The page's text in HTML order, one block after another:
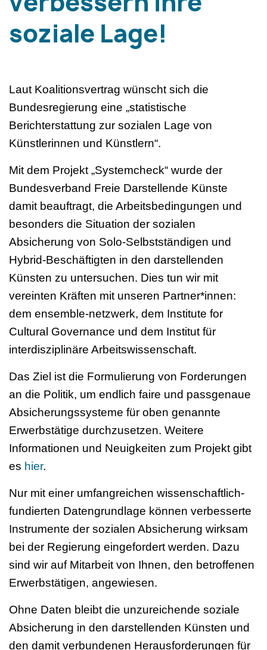
soziale Lage!
Laut Koalitionsvertrag wünscht sich die
Bundesregierung eine „statistische
Berichterstattung zur sozialen Lage von
Künstlerinnen und Künstlern“.
Mit dem Projekt „Systemcheck“ wurde der
Bundesverband Freie Darstellende Künste
damit beauftragt, die Arbeitsbedingungen und
besonders die Situation der sozialen
Absicherung von Solo-Selbstständigen und
Hybrid-Beschäftigten in den darstellenden
Künsten zu untersuchen. Dies tun wir mit
vereinten Kräften mit unseren Partner*innen:
dem ensemble-netzwerk, dem Institute for
Cultural Governance und dem Institut für
interdisziplinäre Arbeitswissenschaft.
Das Ziel ist die Formulierung von Forderungen
an die Politik, um endlich faire und passgenaue
Absicherungssysteme für oben genannte
Erwerbstätige durchzusetzen. Weitere
Informationen und Neuigkeiten zum Projekt gibt
es hier.
Nur mit einer umfangreichen wissenschaftlich-
fundierten Datengrundlage können verbesserte
Instrumente der sozialen Absicherung wirksam
bei der Regierung eingefordert werden. Dazu
sind wir auf Mitarbeit von Ihnen, den betroffenen
Erwerbstätigen, angewiesen.
Ohne Daten bleibt die unzureichende soziale
Absicherung in den darstellenden Künsten und
den damit verbundenen Herausforderungen für